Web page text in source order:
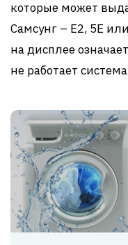
которые может
Самсунг – E2, 5E
на дисплее
не работает